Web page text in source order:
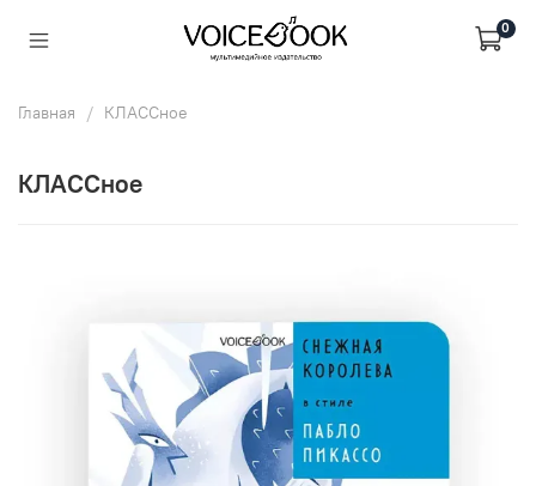
0
Главная КЛАССное
КЛАССное